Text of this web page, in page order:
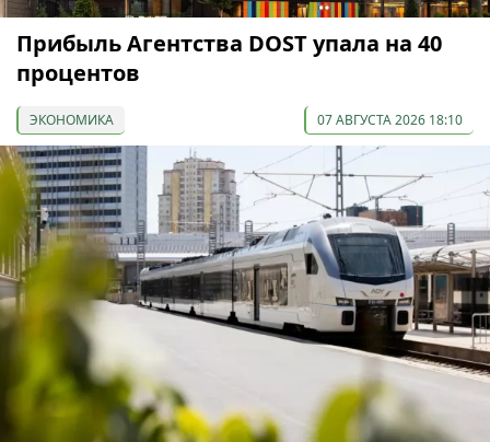
Прибыль Агентства DOST упала на 40
процентов
ЭКОНОМИКА 07 АВГУСТА 2026 18:10